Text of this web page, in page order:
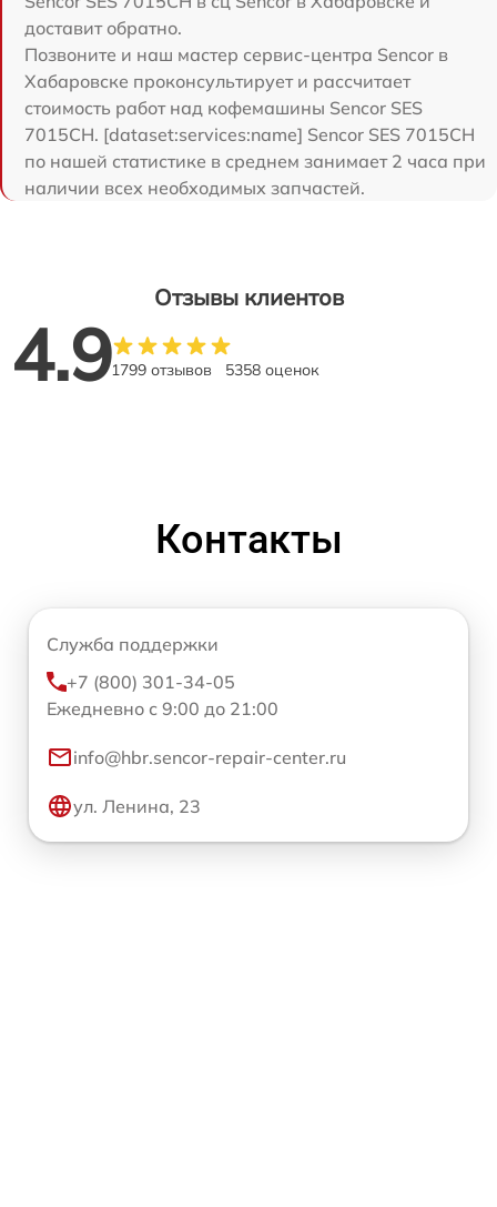
доставит обратно.
Позвоните и наш мастер сервис-центра Sencor в
Хабаровске проконсультирует и рассчитает
стоимость работ над кофемашины Sencor SES
7015CH. [dataset:services:name] Sencor SES 7015CH
по нашей статистике в среднем занимает 2 часа при
наличии всех необходимых запчастей.
Отзывы клиентов
4.91799 отзывов 5358 оценок
Контакты
Служба поддержки
+7 (800) 301-34-05
Ежедневно с 9:00 до 21:00
info@hbr.sencor-repair-center.ru
ул. Ленина, 23